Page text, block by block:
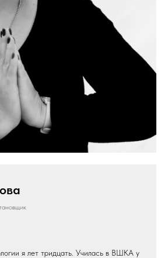
я лет тридцать. Училась в ВШКА у